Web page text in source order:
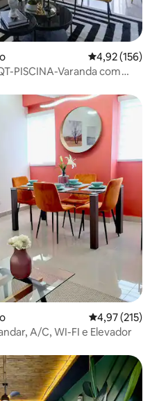
4,92 de uma
4,92 (156)
PISCINA-Varanda com
4,97 de uma
4,97 (215)
A/C, WI-FI e Elevador